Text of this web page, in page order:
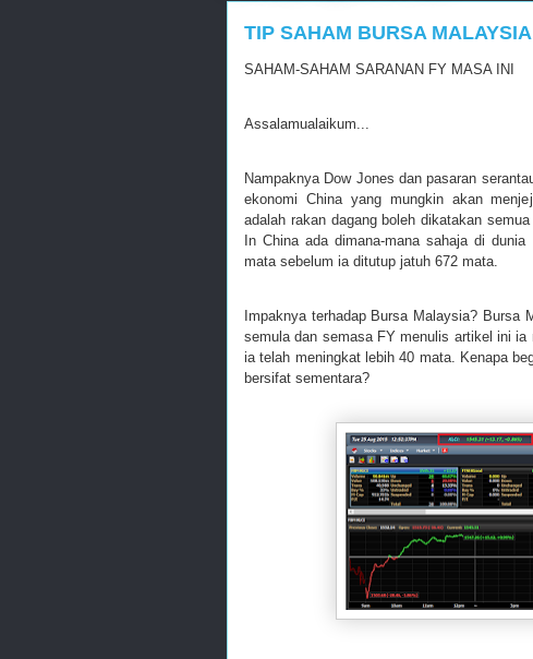
TIP SAHAM BURSA MALAYSIA
SAHAM-SAHAM SARANAN FY MASA INI
Assalamualaikum...
Nampaknya Dow Jones dan pasaran
ekonomi China yang mungkin akan
adalah rakan dagang boleh dikatakan
In China ada dimana-mana sahaja di
mata sebelum ia ditutup jatuh 672 mata.
Impaknya terhadap Bursa Malaysia? Bursa
semula dan semasa FY menulis artikel ini
ia telah meningkat lebih 40 mata. Kenapa
bersifat sementara?